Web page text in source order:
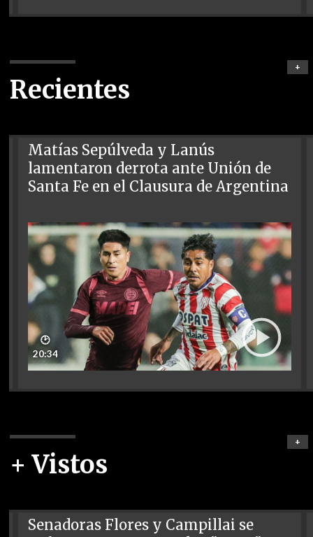
Recientes
+
Matías Sepúlveda y Lanús
lamentaron derrota ante Unión de
Santa Fe en el Clausura de Argentina
🕑
20:34
+ Vistos
+
Senadoras Flores y Campillai se